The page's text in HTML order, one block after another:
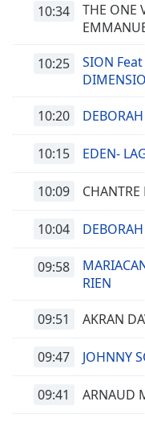
10:34
THE ONE
10:25
SION
10:20
10:15 EDEN-
10:09
10:04
09:58
RIEN
09:51 AKRAN
09:47 JOHNNY
09:41 ARNAUD